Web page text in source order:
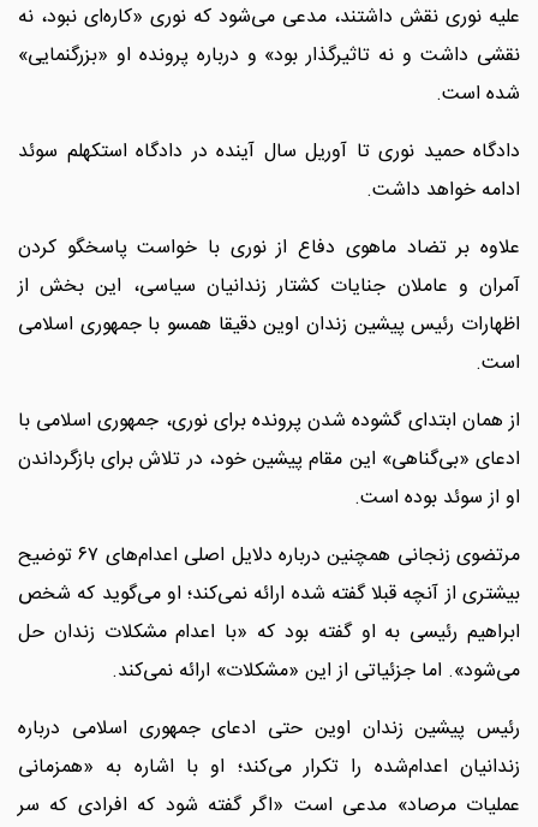
علیه نوری نقش داشتند، مدعی می‌شود که نوری «کاره‌ای نبود، نه
نقشی داشت و نه تاثیرگذار بود» و درباره پرونده او «بزرگنمایی»
شده است.
دادگاه حمید نوری تا آوریل سال آینده در دادگاه استکهلم سوئد
ادامه خواهد داشت.
علاوه بر تضاد ماهوی دفاع از نوری با خواست پاسخگو کردن
آمران و عاملان جنایات کشتار زندانیان سیاسی، این بخش از
اظهارات رئیس پیشین زندان اوین دقیقا همسو با جمهوری اسلامی
است.
از همان ابتدای گشوده شدن پرونده برای نوری، جمهوری اسلامی با
ادعای «بی‌گناهی» این مقام پیشین خود، در تلاش برای بازگرداندن
او از سوئد بوده است.
مرتضوی زنجانی همچنین درباره دلایل اصلی اعدام‌های ۶۷ توضیح
بیشتری از آنچه قبلا گفته شده ارائه نمی‌کند؛ او می‌گوید که شخص
ابراهیم رئیسی به او گفته بود که «با اعدام مشکلات زندان حل
می‌شود». اما جزئیاتی از این «مشکلات» ارائه نمی‌کند.
رئیس پیشین زندان اوین حتی ادعای جمهوری اسلامی درباره
زندانیان اعدام‌شده را تکرار می‌کند؛ او با اشاره به «همزمانی
عملیات مرصاد» مدعی است «اگر گفته شود که افرادی که سر